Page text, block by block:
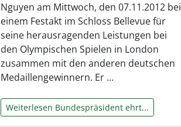
Nguyen am Mittwoch, den 07.11.2012 bei
einem Festakt im Schloss Bellevue für
seine herausragenden Leistungen bei
den Olympischen Spielen in London
zusammen mit den anderen deutschen
Medaillengewinnern. Er ...
Weiterlesen Bundespräsident ehrt...